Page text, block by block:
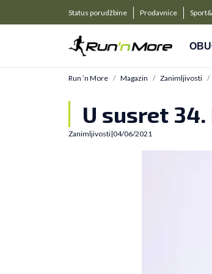
Status porudžbine Prodavnice
PLAĆANJE NA
Kreditnim karticama BANCA
Run ’n More Magazin Zanimljivosti
U susret
Zanimljivosti|04/06/2021